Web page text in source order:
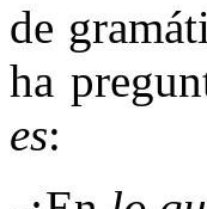
de
ha
es: